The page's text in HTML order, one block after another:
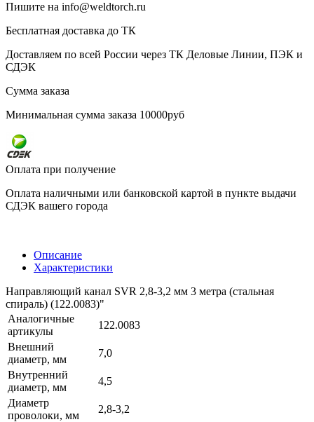
Пишите на info@weldtorch.ru
Бесплатная доставка до ТК
Доставляем по всей России через ТК Деловые Линии, ПЭК и
СДЭК
Сумма заказа
Минимальная сумма заказа 10000руб
Оплата при получение
Оплата наличными или банковской картой в пункте выдачи
СДЭК вашего города
Описание
Характеристики
Направляющий канал SVR 2,8-3,2 мм 3 метра (стальная
спираль) (122.0083)"
Аналогичные
артикулы
122.0083
Внешний
диаметр, мм
7,0
Внутренний
диаметр, мм
4,5
Диаметр
проволоки, мм
2,8-3,2